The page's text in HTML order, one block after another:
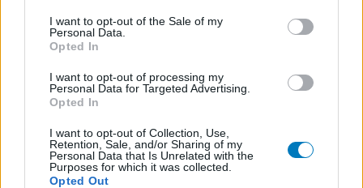
I want to opt-out of the Sale of my
Personal Data.
Opted In
I want to opt-out of processing my
Personal Data for Targeted Advertising.
Opted In
I want to opt-out of Collection, Use,
Retention, Sale, and/or Sharing of my
Personal Data that Is Unrelated with the
Purposes for which it was collected.
Opted Out